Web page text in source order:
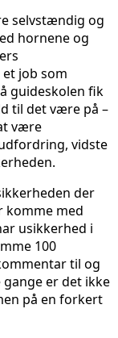
selvstændig og
hornene og
job som
guideskolen fik
til det være på –
være
vidste
der
komme med
usikkerhed i
100
til og
er det ikke
på en forkert